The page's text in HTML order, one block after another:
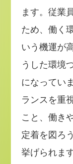
ます。従業
ため、働く
いう機運が
うした環境
になってい
ランスを重
こと、働き
定着を図ろ
挙げられま